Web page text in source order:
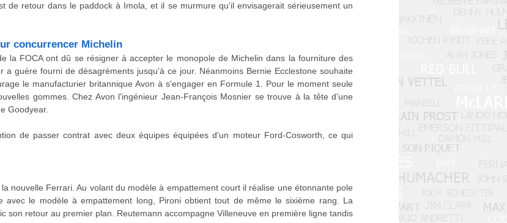
de retour dans le paddock à Imola, et il se murmure qu'il envisagerait sérieusement un
concurrencer Michelin
la FOCA ont dû se résigner à accepter le monopole de Michelin dans la fourniture des
a guère fourni de désagréments jusqu'à ce jour. Néanmoins Bernie Ecclestone souhaite
le manufacturier britannique Avon à s'engager en Formule 1. Pour le moment seule
gommes. Chez Avon l'ingénieur Jean-François Mosnier se trouve à la tête d'une
Goodyear.
de passer contrat avec deux équipes équipées d'un moteur Ford-Cosworth, ce qui
nouvelle Ferrari. Au volant du modèle à empattement court il réalise une étonnante pole
avec le modèle à empattement long, Pironi obtient tout de même le sixième rang. La
son retour au premier plan. Reutemann accompagne Villeneuve en première ligne tandis